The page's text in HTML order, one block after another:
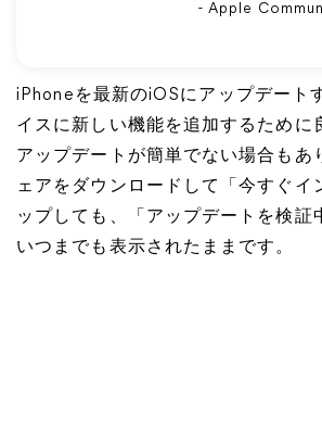
- Apple
iPhoneを最新のiOSにアップデート
イスに新しい機能を追加するために
アップデートが簡単でない場合もあ
ェアをダウンロードして「今すぐイ
ップしても、「アップデートを検証
いつまでも表示されたままです。